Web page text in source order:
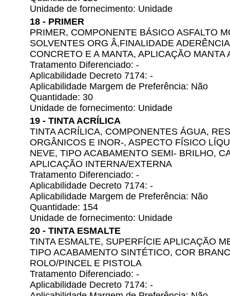
Unidade de fornecimento: Unidade
18 - PRIMER
PRIMER, COMPONENTE BÁSICO ASFALTO
SOLVENTES ORG Â,FINALIDADE
CONCRETO E A MANTA, APLICAÇÃO MANTA
Tratamento Diferenciado: -
Aplicabilidade Decreto 7174: -
Aplicabilidade Margem de Preferência: Não
Quantidade: 30
Unidade de fornecimento: Unidade
19 - TINTA ACRÍLICA
TINTA ACRÍLICA, COMPONENTES ÁGUA,
ORGÂNICOS E INOR-, ASPECTO FÍSICO
NEVE, TIPO ACABAMENTO SEMI- BRILHO,
APLICAÇÃO INTERNA/EXTERNA
Tratamento Diferenciado: -
Aplicabilidade Decreto 7174: -
Aplicabilidade Margem de Preferência: Não
Quantidade: 154
Unidade de fornecimento: Unidade
20 - TINTA ESMALTE
TINTA ESMALTE, SUPERFÍCIE APLICAÇÃO
TIPO ACABAMENTO SINTÉTICO, COR
ROLO/PINCEL E PISTOLA
Tratamento Diferenciado: -
Aplicabilidade Decreto 7174: -